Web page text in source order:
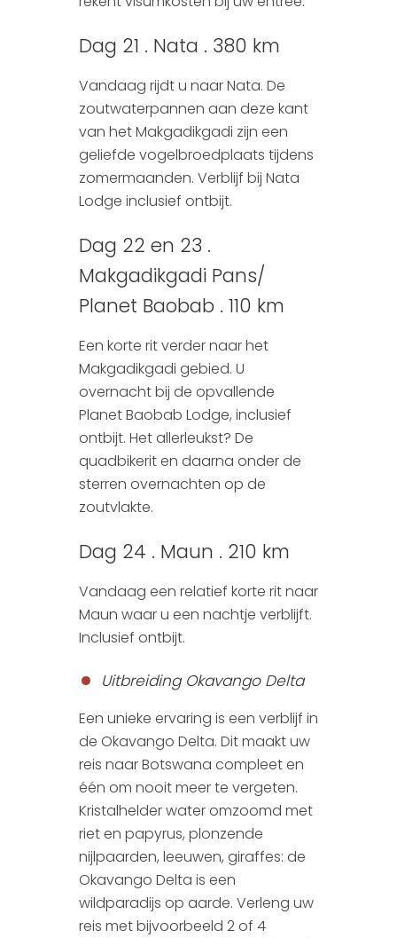
Dag 21 . Nata . 380 km
Vandaag rijdt u naar Nata. De
zoutwaterpannen aan deze kant
van het Makgadikgadi zijn een
geliefde vogelbroedplaats tijdens
zomermaanden. Verblijf bij Nata
Lodge inclusief ontbijt.
Dag 22 en 23 .
Makgadikgadi Pans/
Planet Baobab . 110 km
Een korte rit verder naar het
Makgadikgadi gebied. U
overnacht bij de opvallende
Planet Baobab Lodge, inclusief
ontbijt. Het allerleukst? De
quadbikerit en daarna onder de
sterren overnachten op de
zoutvlakte.
Dag 24 . Maun . 210 km
Vandaag een relatief korte rit naar
Maun waar u een nachtje verblijft.
Inclusief ontbijt.
Uitbreiding Okavango Delta
Een unieke ervaring is een verblijf in
de Okavango Delta. Dit maakt uw
reis naar Botswana compleet en
één om nooit meer te vergeten.
Kristalhelder water omzoomd met
riet en papyrus, plonzende
nijlpaarden, leeuwen, giraffes: de
Okavango Delta is een
wildparadijs op aarde. Verleng uw
reis met bijvoorbeeld 2 of 4